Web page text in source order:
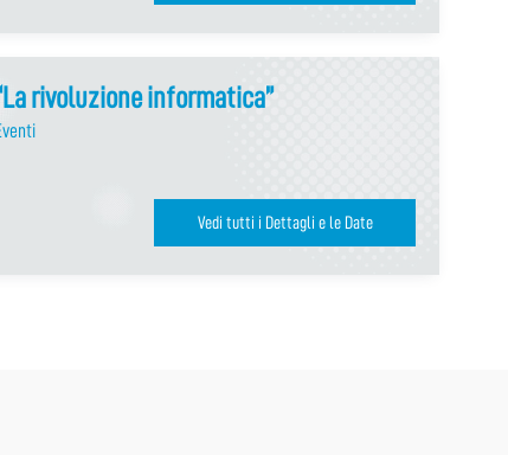
rivoluzione informatica”
Vedi tutti i Dettagli e le Date